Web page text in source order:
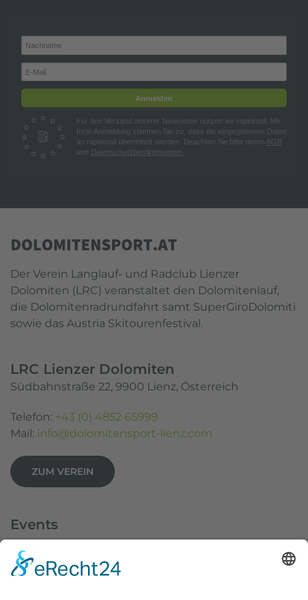
Anmelden
Für den Versand unserer Newsletter nutzen wir rapidmail. Mit
Ihrer Anmeldung stimmen Sie zu, dass die eingegebenen Daten
an rapidmail übermittelt werden. Beachten Sie bitte deren AGB
und
Datenschutzbestimmungen
Der Verein Langlauf- und Radclub Lienzer
Dolomiten (LRC) veranstaltet den Dolomitenlauf,
die Dolomitenradrundfahrt samt SuperGiroDolomiti
sowie das Austria Skitourenfestival.
LRC Lienzer Dolomiten
Südbahnstraße 22, 9900 Lienz, Österreich
Telefon: +43 (0) 4852 65999
Mail: info@dolomitensport-lienz.com
ZUM VEREIN
Events
Dolomitenlauf
Dolomitenradrundfahrt